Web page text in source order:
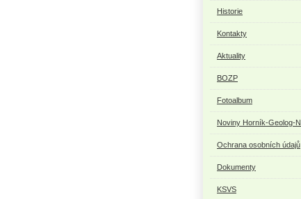
Historie
Kontakty
Aktuality
BOZP
Fotoalbum
Noviny Horník-Geolog-
Ochrana osobních údajů
Dokumenty
KSVS